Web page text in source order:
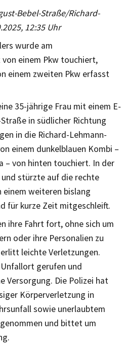
Bebel-Straße/Richard-
12:35 Uhr
wurde am
einem Pkw touchiert,
einem zweiten Pkw erfasst
35-jährige Frau mit einem E-
in südlicher Richtung
in die Richard-Lehmann-
einem dunkelblauen Kombi –
– von hinten touchiert. In der
stürzte auf die rechte
einem weiteren bislang
für kurze Zeit mitgeschleift.
ihre Fahrt fort, ohne sich um
oder ihre Personalien zu
leichte Verletzungen.
gerufen und
Versorgung. Die Polizei hat
Körperverletzung in
sowie unerlaubtem
und bittet um